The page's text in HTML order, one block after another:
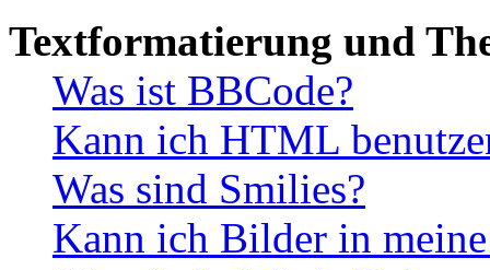
Textformatierung und
Was ist BBCode?
Kann ich HTML
Was sind Smilies?
Kann ich Bilder in